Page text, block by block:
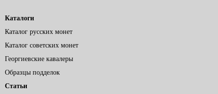
Каталоги
Каталог русских монет
Каталог советских монет
Георгиевские кавалеры
Образцы подделок
Статьи